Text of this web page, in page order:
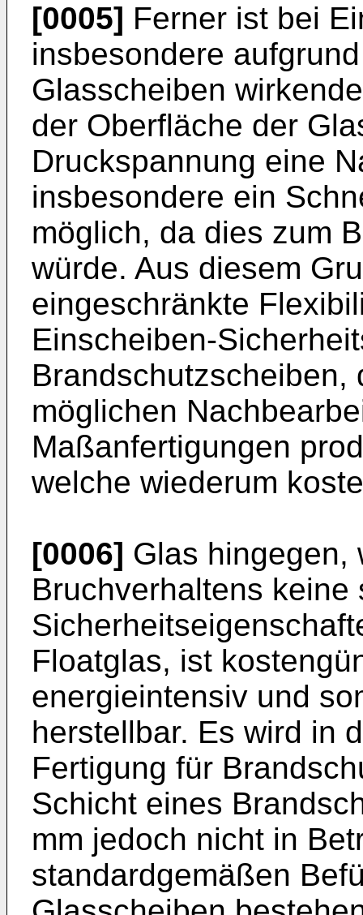
[0005] Ferner ist bei
insbesondere
Glasscheiben
der Oberfläche der
Druckspannung eine
insbesondere ein
möglich, da dies zum
würde. Aus diesem
eingeschränkte
Einscheiben-
Brandschutzscheiben,
möglichen
Maßanfertigungen
welche wiederum
[0006] Glas hingegen,
Bruchverhaltens keine
Floatglas, ist
energieintensiv und
herstellbar. Es wird in
Fertigung für
Schicht eines
mm jedoch nicht in
standardgemäßen